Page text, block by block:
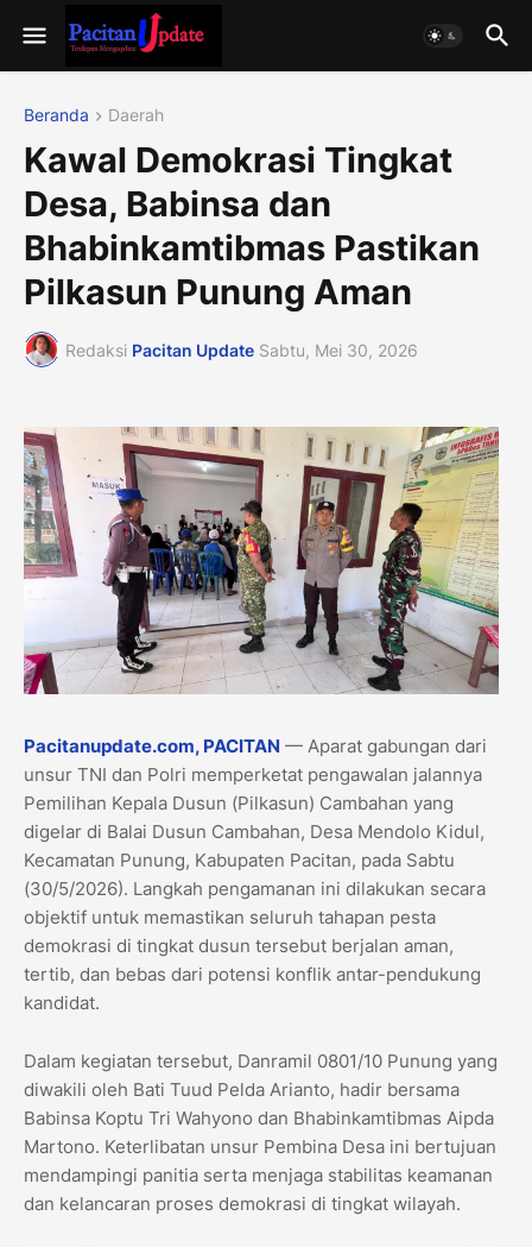
Beranda Daerah
Kawal Demokrasi Tingkat
Desa, Babinsa dan
Bhabinkamtibmas Pastikan
Pilkasun Punung Aman
Redaksi Pacitan Update Sabtu, Mei 30, 2026
Pacitanupdate.com, PACITAN — Aparat gabungan dari
unsur TNI dan Polri memperketat pengawalan jalannya
Pemilihan Kepala Dusun (Pilkasun) Cambahan yang
digelar di Balai Dusun Cambahan, Desa Mendolo Kidul,
Kecamatan Punung, Kabupaten Pacitan, pada Sabtu
(30/5/2026). Langkah pengamanan ini dilakukan secara
objektif untuk memastikan seluruh tahapan pesta
demokrasi di tingkat dusun tersebut berjalan aman,
tertib, dan bebas dari potensi konflik antar-pendukung
kandidat.
​Dalam kegiatan tersebut, Danramil 0801/10 Punung yang
diwakili oleh Bati Tuud Pelda Arianto, hadir bersama
Babinsa Koptu Tri Wahyono dan Bhabinkamtibmas Aipda
Martono. Keterlibatan unsur Pembina Desa ini bertujuan
mendampingi panitia serta menjaga stabilitas keamanan
dan kelancaran proses demokrasi di tingkat wilayah.